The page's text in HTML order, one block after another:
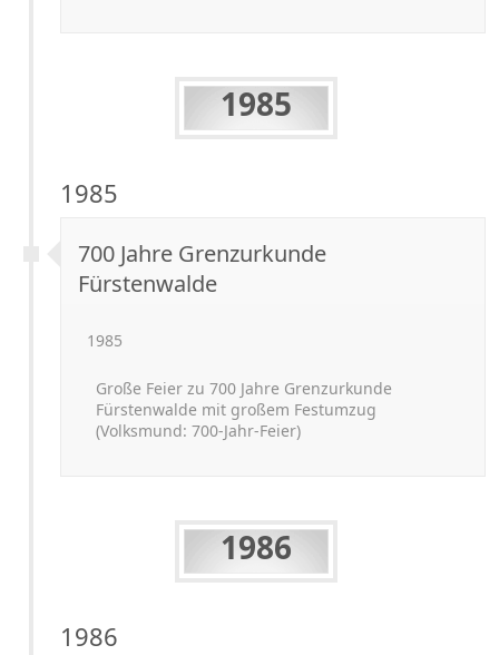
1985
1985
700 Jahre Grenzurkunde
Fürstenwalde
1985
Große Feier zu 700 Jahre Grenzurkunde
Fürstenwalde mit großem Festumzug
(Volksmund: 700-Jahr-Feier)
1986
1986